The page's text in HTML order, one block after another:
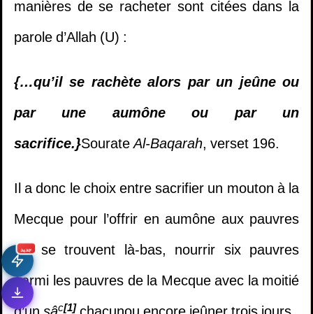
جديد
manières de se racheter sont citées dans la
parole d’Allah (U) :
{…qu’il se rachète alors par un jeûne ou
par une aumône ou par un
sacrifice.}SourateAl-Baqarah, verset 196.
Il a donc le choix entre sacrifier un mouton à la
Mecque pour l’offrir en aumône aux pauvres
qui se trouvent là-bas, nourrir six pauvres
parmi les pauvres de la Mecque avec la moitié
c[1]
1.Il multiplie les invocations mais ne trouve
pas la réussite dans sa vie - Cheikh Khaled Al